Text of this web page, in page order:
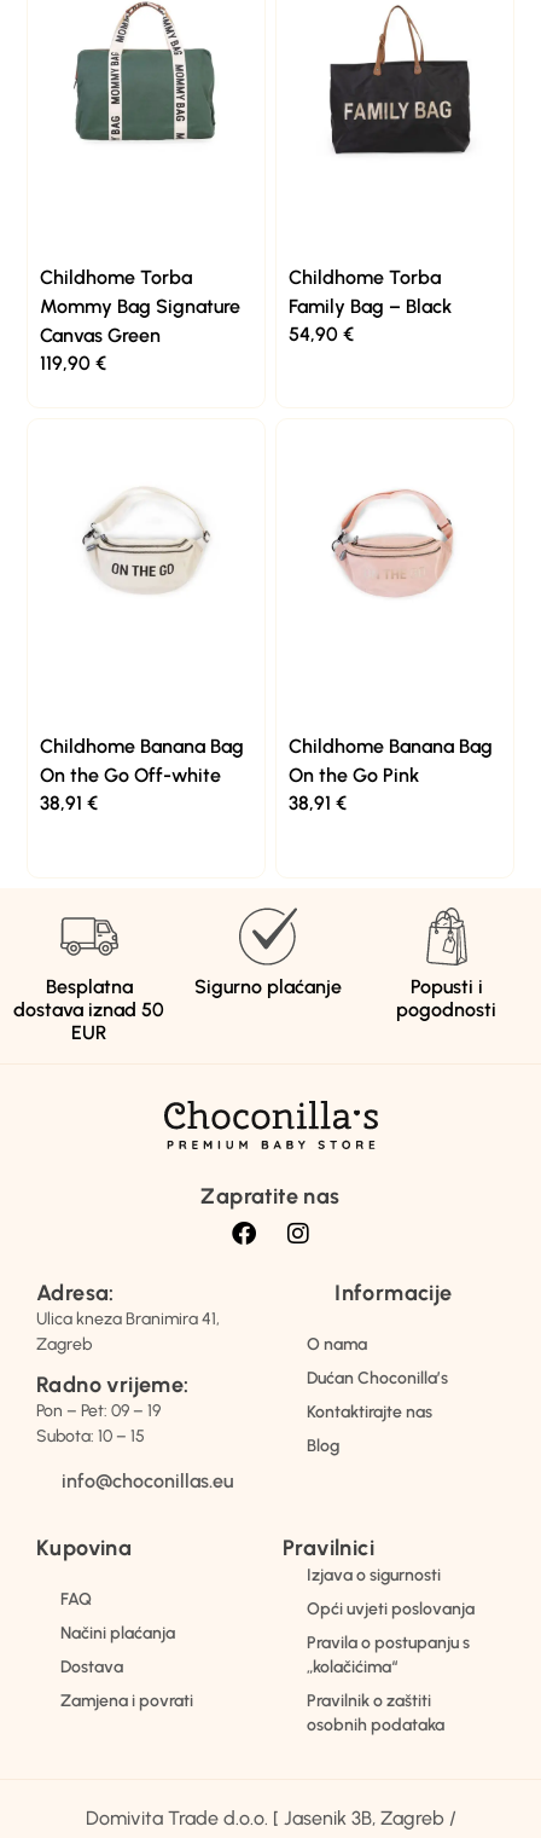
Childhome Torba
Mommy Bag Signature
Canvas Green
119,90€
Childhome Torba
Family Bag – Black
54,90 €
Childhome Banana Bag
On the Go Off-white
38,91€
Childhome Banana Bag
On the Go Pink
38,91 €
Besplatna
dostava iznad 50
EUR
Sigurno plaćanje
Popusti i
pogodnosti
Zapratite nas
Adresa:
Ulica kneza Branimira 41,
Zagreb
Radno vrijeme:
Pon – Pet: 09 – 19
Subota: 10 – 15
info@choconillas.eu
Informacije
O nama
Dućan Choconilla’s
Kontaktirajte nas
Blog
Kupovina
FAQ
Načini plaćanja
Dostava
Zamjena i povrati
Pravilnici
Izjava o sigurnosti
Opći uvjeti poslovanja
Pravila o postupanju s
„kolačićima“
Pravilnik o zaštiti
osobnih podataka
Domivita Trade d.o.o. [ Jasenik 3B, Zagreb /